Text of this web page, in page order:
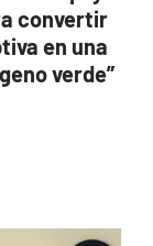
convertir
en una
verde”